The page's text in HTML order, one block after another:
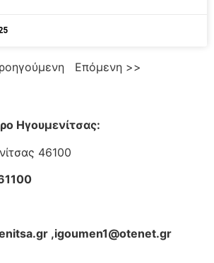
Επόμενη >>
Ηγουμενίτσας:
46100
,igoumen1@otenet.gr